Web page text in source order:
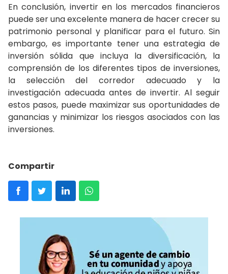
En conclusión, invertir en los mercados financieros
puede ser una excelente manera de hacer crecer su
patrimonio personal y planificar para el futuro. Sin
embargo, es importante tener una estrategia de
inversión sólida que incluya la diversificación, la
comprensión de los diferentes tipos de inversiones,
la selección del corredor adecuado y la
investigación adecuada antes de invertir. Al seguir
estos pasos, puede maximizar sus oportunidades de
ganancias y minimizar los riesgos asociados con las
inversiones.
Compartir